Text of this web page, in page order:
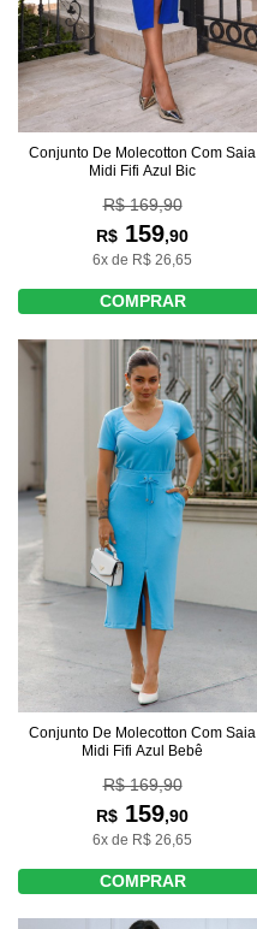
Conjunto De Molecotton Com Saia
Midi Fifi Azul Bic
R$ 169,90
R$ 159,90
6x de R$ 26,65
COMPRAR
Conjunto De Molecotton Com Saia
Midi Fifi Azul Bebê
R$ 169,90
R$ 159,90
6x de R$ 26,65
COMPRAR